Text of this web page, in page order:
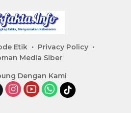
Etik
Privacy Policy
Media Siber
Dengan Kami